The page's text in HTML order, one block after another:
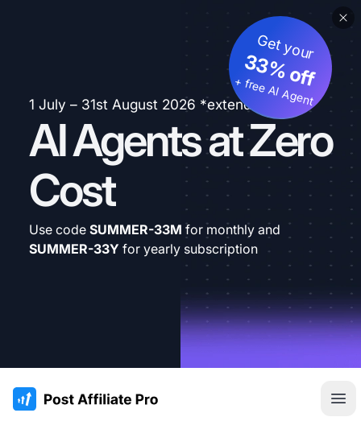
1 July – 31st August 2026 *extended
AI Agents at Zero
Cost
Get your
33% off
+ free AI Agent
Use code SUMMER-33M for monthly and
SUMMER-33Y for yearly subscription
:site.title